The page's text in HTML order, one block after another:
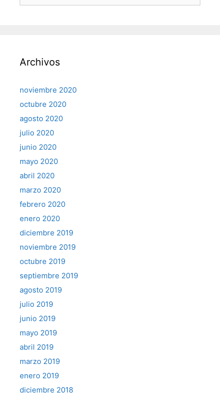
Archivos
noviembre 2020
octubre 2020
agosto 2020
julio 2020
junio 2020
mayo 2020
abril 2020
marzo 2020
febrero 2020
enero 2020
diciembre 2019
noviembre 2019
octubre 2019
septiembre 2019
agosto 2019
julio 2019
junio 2019
mayo 2019
abril 2019
marzo 2019
enero 2019
diciembre 2018